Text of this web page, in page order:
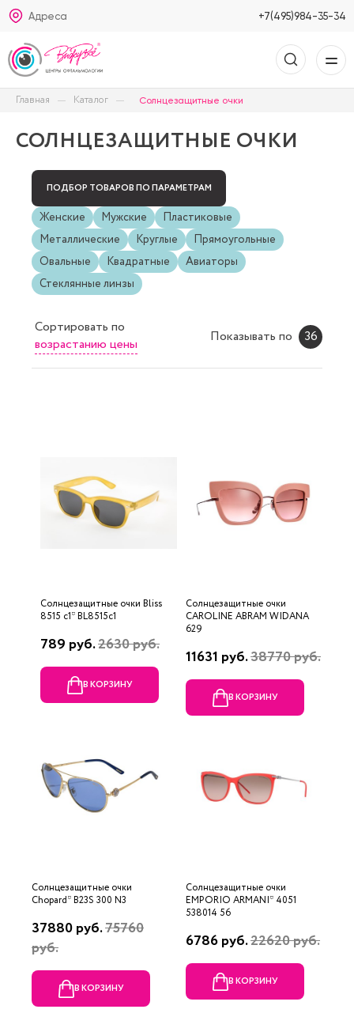
Адреса +7(495)984-35-34
Главная Каталог Солнцезащитные очки
СОЛНЦЕЗАЩИТНЫЕ ОЧКИ
ПОДБОР ТОВАРОВ ПО ПАРАМЕТРАМ
Женские Мужские
Пластиковые
Металлические
Круглые
Прямоугольные
Овальные
Квадратные
Авиаторы
Стеклянные линзы
Сортировать по
возрастанию цены
Показывать по 36
Солнцезащитные очки Bliss
8515 c1* BL8515c1
789 руб.2630 руб.
В КОРЗИНУ
Солнцезащитные очки
CAROLINE ABRAM WIDANA
629
11631 руб.38770 руб.
В КОРЗИНУ
Солнцезащитные очки
Chopard* B23S 300 N3
37880 руб.75760
руб.
В КОРЗИНУ
Солнцезащитные очки
EMPORIO ARMANI* 4051
538014 56
6786 руб.22620 руб.
В КОРЗИНУ